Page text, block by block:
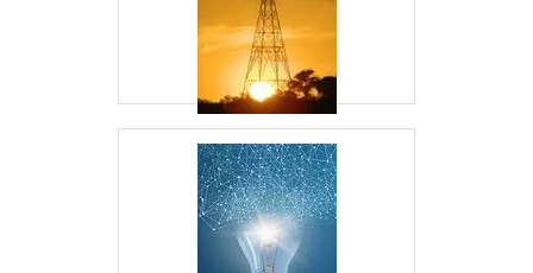
As maiores empresas incluem ENGIE, CPFL,
Neoenergia, Eletrobras, entre outras.
O QUE É GERENCIAMENTO DE
É o processo de monitoramento, controle e
otimização do uso de energia em empresas.